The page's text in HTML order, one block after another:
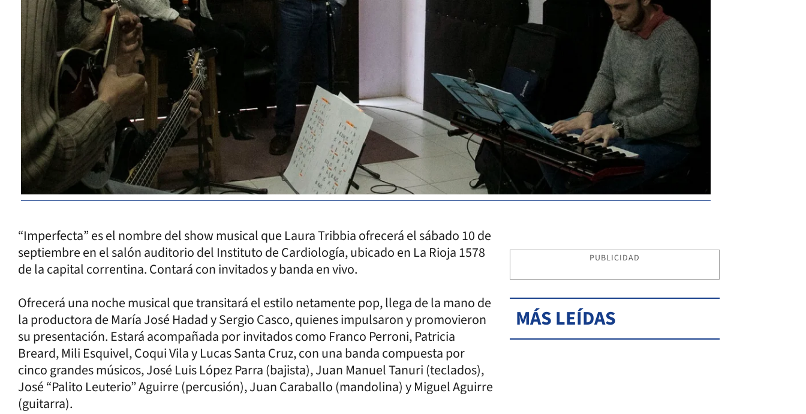
“Imperfecta” es el nombre del show musical que Laura Tribbia ofrecerá el sábado 10 de
septiembre en el salón auditorio del Instituto de Cardiología, ubicado en La Rioja 1578
de la capital correntina. Contará con invitados y banda en vivo.
Ofrecerá una noche musical que transitará el estilo netamente pop, llega de la mano de
la productora de María José Hadad y Sergio Casco, quienes impulsaron y promovieron
su presentación. Estará acompañada por invitados como Franco Perroni, Patricia
Breard, Mili Esquivel, Coqui Vila y Lucas Santa Cruz, con una banda compuesta por
cinco grandes músicos, José Luis López Parra (bajista), Juan Manuel Tanuri (teclados),
José “Palito Leuterio” Aguirre (percusión), Juan Caraballo (mandolina) y Miguel Aguirre
(guitarra).
PUBLICIDAD
MÁS LEÍDAS